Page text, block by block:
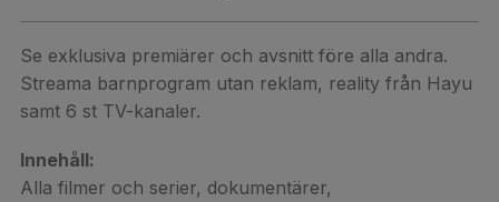
Se exklusiva premiärer och avsnitt före alla andra.
Streama barnprogram utan reklam, reality från Hayu
samt 6 st TV-kanaler.
Innehåll:
Alla filmer och serier, dokumentärer,